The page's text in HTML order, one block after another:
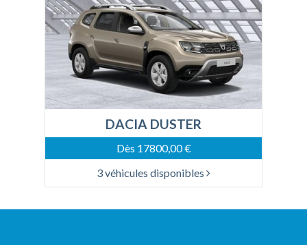
DACIA DUSTER
Dès 17800,00 €
3 véhicules disponibles